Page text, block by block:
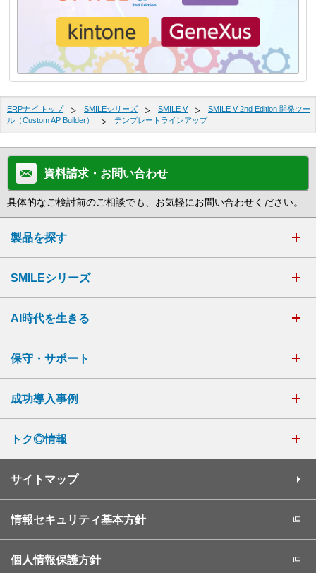
ERPナビ トップ SMILEシリーズ SMILE V
SMILE V 2nd Edition 開発ツー
ル（Custom AP Builder）
テンプレートラインアップ
資料請求・お問い合わせ
具体的なご検討前のご相談でも、お気軽にお問い合わせください。
製品を探す
SMILEシリーズ
AI時代を生きる
保守・サポート
成功導入事例
トク◎情報
サイトマップ
情報セキュリティ基本方針
個人情報保護方針